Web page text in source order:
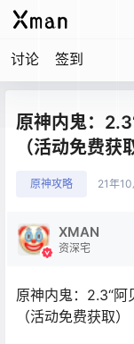
讨论 签到
原神内鬼：
（活动免费获
原神攻略 21年
XMAN
资深宅
原神内鬼：2.3“阿
（活动免费获取）